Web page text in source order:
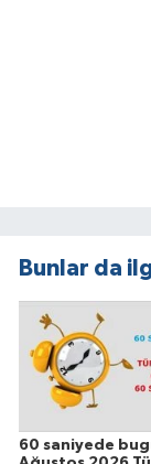
Bunlar da
60 saniyede